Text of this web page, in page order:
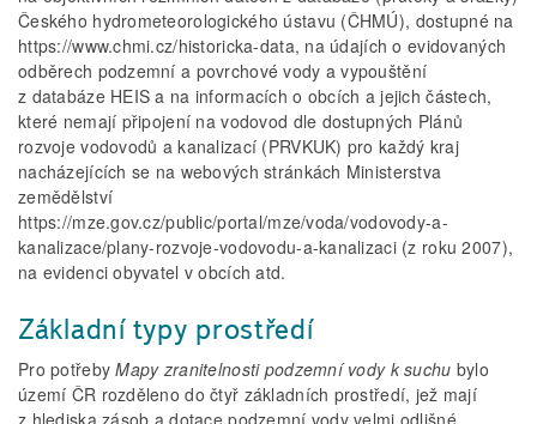
Českého hydrometeorologického ústavu (ČHMÚ), dostupné na
https://www.chmi.cz/historicka-data, na údajích o evidovaných
odběrech podzemní a povrchové vody a vypouštění
z databáze HEIS a na informacích o obcích a jejich částech,
které nemají připojení na vodovod dle dostupných Plánů
rozvoje vodovodů a kanalizací (PRVKUK) pro každý kraj
nacházejících se na webových stránkách Ministerstva
zemědělství
https://mze.gov.cz/public/portal/mze/voda/vodovody-a-
kanalizace/plany-rozvoje-vodovodu-a-kanalizaci (z roku 2007),
na evidenci obyvatel v obcích atd.
Základní typy prostředí
Pro potřebyMapy zranitelnosti podzemní vody k suchu bylo
území ČR rozděleno do čtyř základních prostředí, jež mají
z hlediska zásob a dotace podzemní vody velmi odlišné